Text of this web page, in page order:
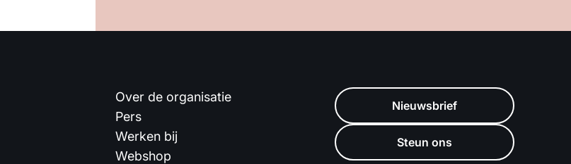
Over de organisatie
Pers
Werken bij
Webshop
Nieuwsbrief
Steun ons